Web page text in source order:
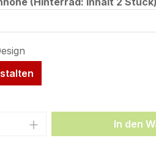
Anzahl: Gib denIn den